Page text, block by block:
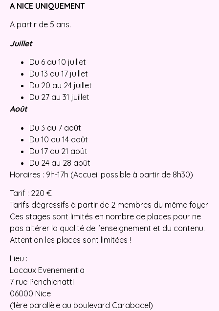
A NICE UNIQUEMENT
A partir de 5 ans.
Juillet
Du 6 au 10 juillet
Du 13 au 17 juillet
Du 20 au 24 juillet
Du 27 au 31 juillet
Août
Du 3 au 7 août
Du 10 au 14 août
Du 17 au 21 août
Du 24 au 28 août
Horaires : 9h-17h (Accueil possible à partir de 8h30)
Tarif : 220 €
Tarifs dégressifs à partir de 2 membres du même foyer.
Ces stages sont limités en nombre de places pour ne
pas altérer la qualité de l’enseignement et du contenu.
Attention les places sont limitées !
Lieu :
Locaux Evenementia
7 rue Penchienatti
06000 Nice
(1ère parallèle au boulevard Carabacel)